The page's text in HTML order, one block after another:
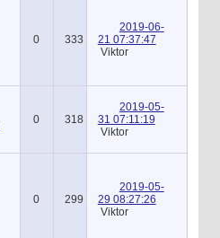
0 333
2019-06-
21 07:37:47
Viktor
0 318
2019-05-
31 07:11:19
Viktor
0 299
2019-05-
29 08:27:26
Viktor